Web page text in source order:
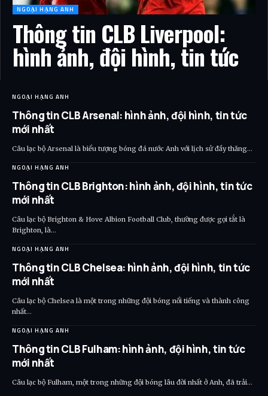
NGOẠI HẠNG ANH
Thông tin CLB Liverpool:
hình ảnh, đội hình, tin tức
NGOẠI HẠNG ANH
Thông tin CLB Arsenal: hình ảnh, đội hình, tin tức
mới nhất
Câu lạc bộ Arsenal là biểu tượng bóng đá nước Anh với lịch sử đầy thăng…
NGOẠI HẠNG ANH
Thông tin CLB Brighton: hình ảnh, đội hình, tin tức
mới nhất
Câu lạc bộ Brighton & Hove Albion Football Club, thường được gọi tắt là
Brighton, là…
NGOẠI HẠNG ANH
Thông tin CLB Chelsea: hình ảnh, đội hình, tin tức
mới nhất
Câu lạc bộ Chelsea là một trong những đội bóng nổi tiếng và thành công
nhất…
NGOẠI HẠNG ANH
Thông tin CLB Fulham: hình ảnh, đội hình, tin tức
mới nhất
Câu lạc bộ Fulham, một trong những đội bóng lâu đời nhất ở Anh, đã trải…